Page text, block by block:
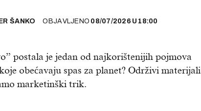
ŠANKO OBJAVLJENO 08/07/2026 U 18:00
postala je jedan od najkorištenijih pojmova
obećavaju spas za planet? Održivi materijali
marketinški trik.